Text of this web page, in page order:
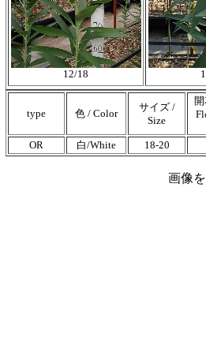
12/18
type 色 / Color
サイズ /
Size
OR
白/White 18-20
画像